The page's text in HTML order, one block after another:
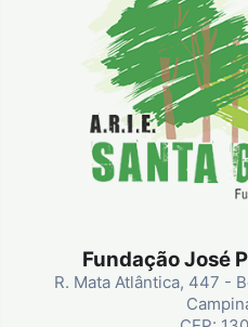
Fundação José
R. Mata Atlântica, 447 -